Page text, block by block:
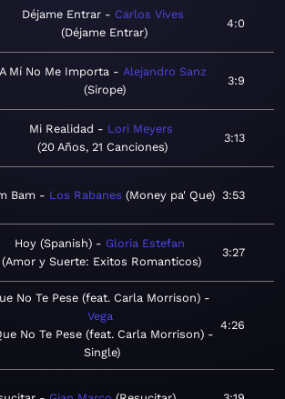
Déjame Entrar
Carlos Vives
Déjame Entrar
4:0
A Mí No Me Importa
Alejandro Sanz
Sirope
3:9
Mi Realidad
Lori Meyers
20 Años, 21 Canciones
3:13
Bam Los Rabanes Money pa' Que 3:53
Hoy (Spanish)
Gloria Estefan
Amor y Suerte: Exitos Romanticos
3:27
No Te Pese (feat. Carla Morrison)
Vega
No Te Pese (feat. Carla Morrison) -
Single
4:26